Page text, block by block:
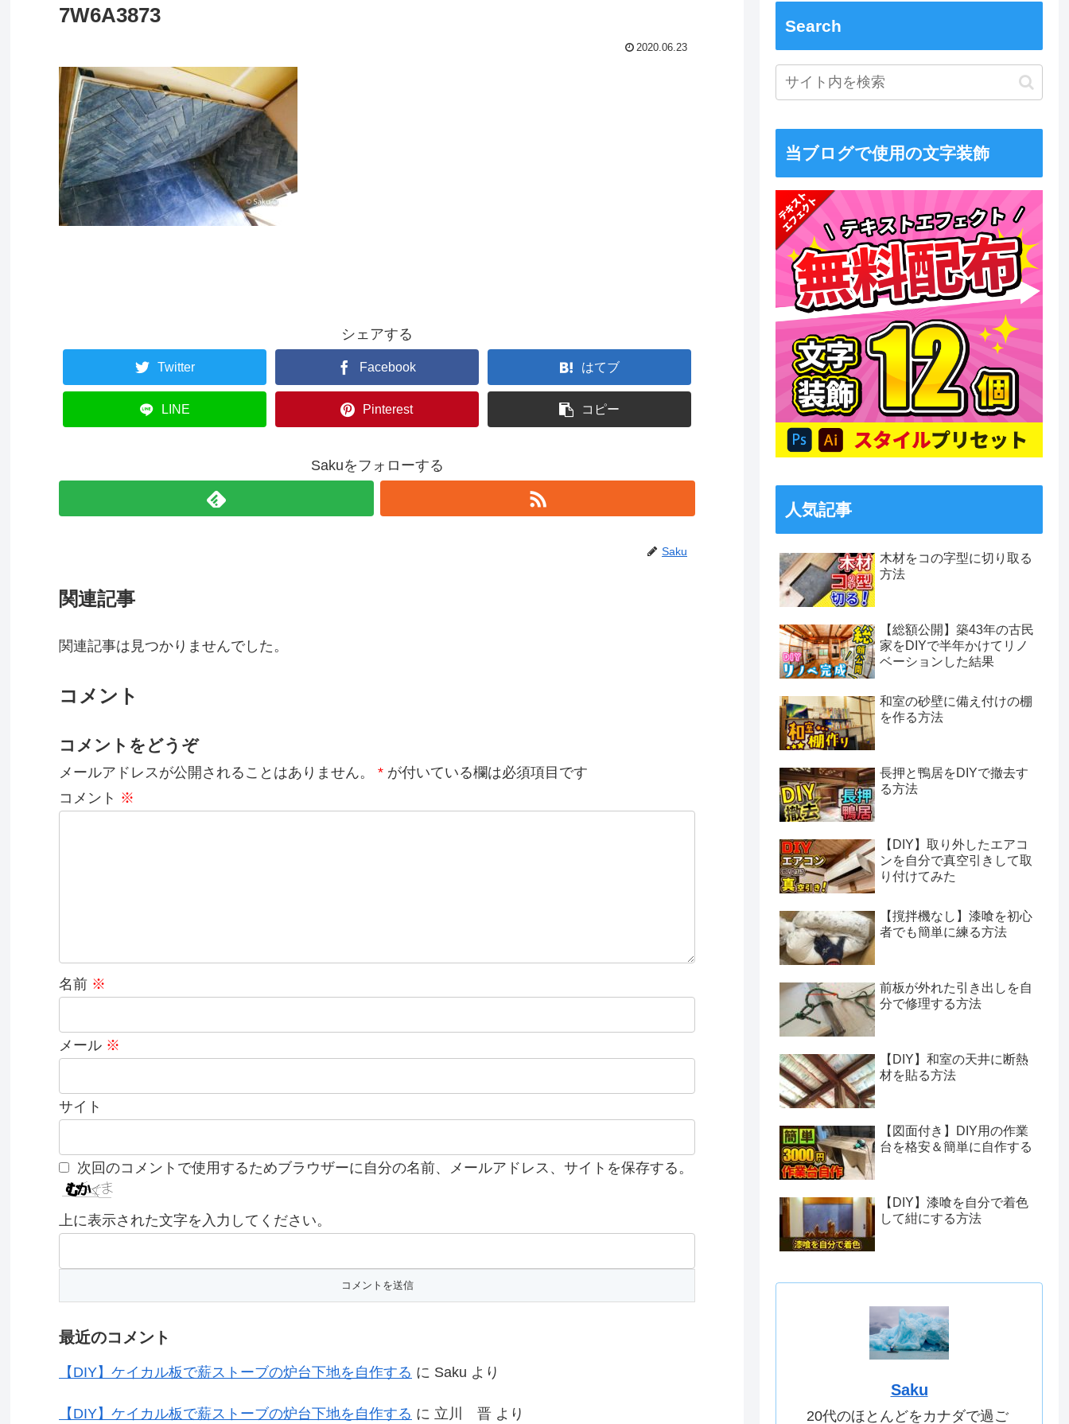
7W6A3873
2020.06.23
シェアする
Twitter Facebook はてブ
LINE Pinterest コピー
Sakuをフォローする
Saku
関連記事
関連記事は見つかりませんでした。
コメント
コメントをどうぞ
メールアドレスが公開されることはありません。 * が付いている欄は必須項目です
コメント ※
名前 ※
メール ※
サイト
次回のコメントで使用するためブラウザーに自分の名前、メールアドレス、サイトを保存する。
上に表示された文字を入力してください。
最近のコメント
【DIY】ケイカル板で薪ストーブの炉台下地を自作する に Saku より
【DIY】ケイカル板で薪ストーブの炉台下地を自作する に 立川 晋 より
Search
当ブログで使用の文字装飾
人気記事
木材をコの字型に切り取る
方法
【総額公開】築43年の古民
家をDIYで半年かけてリノ
ベーションした結果
和室の砂壁に備え付けの棚
を作る方法
長押と鴨居をDIYで撤去す
る方法
【DIY】取り外したエアコ
ンを自分で真空引きして取
り付けてみた
【撹拌機なし】漆喰を初心
者でも簡単に練る方法
前板が外れた引き出しを自
分で修理する方法
【DIY】和室の天井に断熱
材を貼る方法
【図面付き】DIY用の作業
台を格安＆簡単に自作する
【DIY】漆喰を自分で着色
して紺にする方法
Saku
20代のほとんどをカナダで過ご